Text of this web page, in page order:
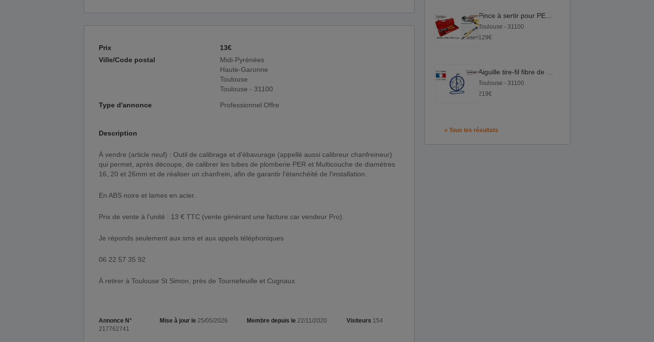
Prix
13€
Ville/Code postal
Midi-Pyrénées
Haute-Garonne
Toulouse
Toulouse - 31100
Type d'annonce Professionnel Offre
Description
À vendre (article neuf) : Outil de calibrage et d'ébavurage (appellé aussi calibreur chanfreineur)
qui permet, après découpe, de calibrer les tubes de plomberie PER et Multicouche de diamètres
16, 20 et 26mm et de réaliser un chanfrein, afin de garantir l'étanchéité de l'installation.
En ABS noire et lames en acier.
Prix de vente à l'unité : 13 € TTC (vente générant une facture car vendeur Pro).
Je réponds seulement aux sms et aux appels téléphoniques
06 22 57 35 92
À retirer à Toulouse St Simon, près de Tournefeuille et Cugnaux.
Annonce N°
217762741
Mise à jour le 25/05/2026 Membre depuis le 22/11/2020 Visiteurs 154
Toulouse - 31100
129€
Toulouse - 31100
219€
« Tous les résultats